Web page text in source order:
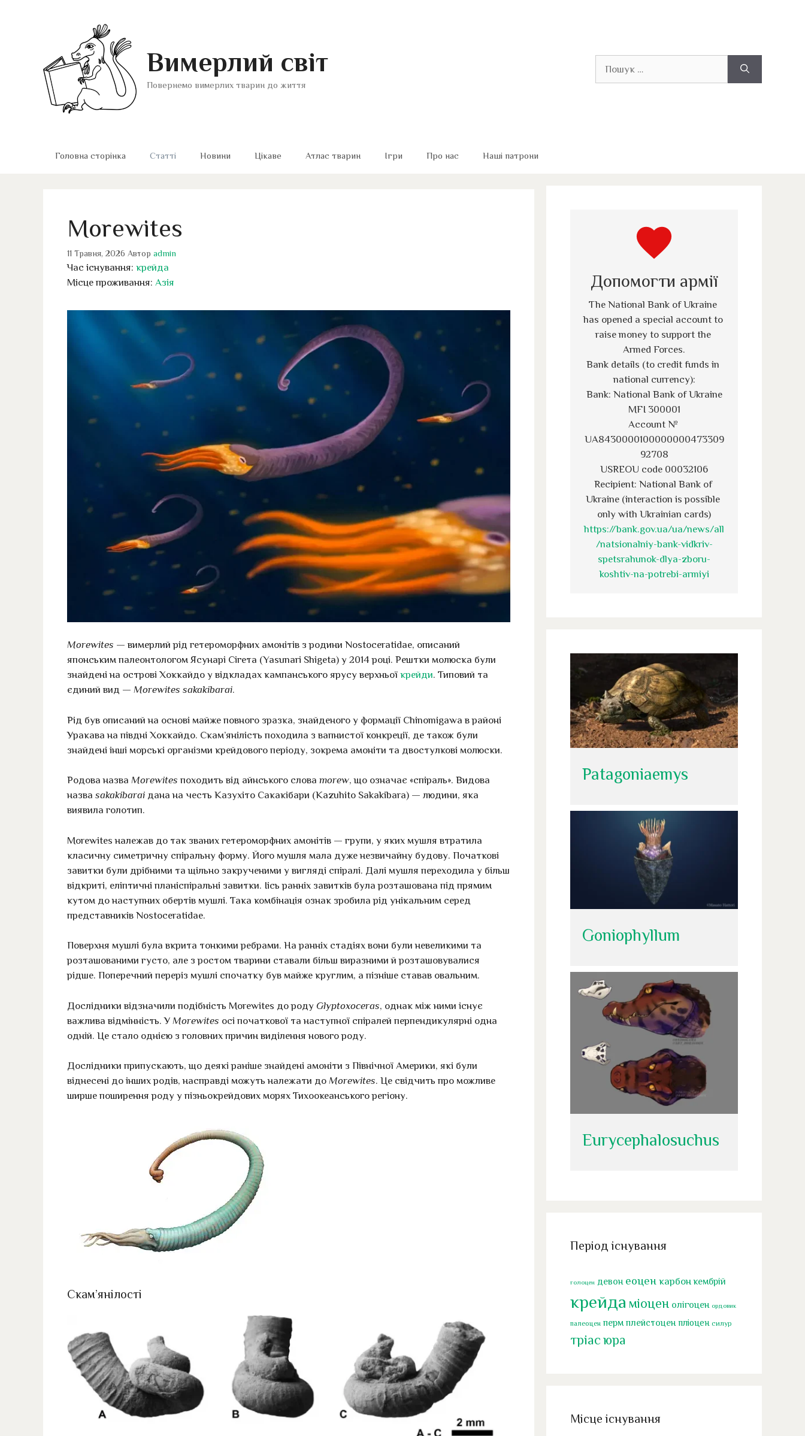
Вимерлий світ
Повернемо вимерлих тварин до життя
Головна сторінка Статті Новини Цікаве Атлас тварин Ігри Про нас Наші патрони
Morewites
11 Травня, 2026 Автор admin
Час існування: крейда
Місце проживання: Азія
Morewites — вимерлий рід гетероморфних амонітів з родини Nostoceratidae, описаний
японським палеонтологом Ясунарі Сігета (Yasunari Shigeta) у 2014 році. Рештки молюска були
знайдені на острові Хоккайдо у відкладах кампанського ярусу верхньої крейди. Типовий та
єдиний вид — Morewites sakakibarai.
Рід був описаний на основі майже повного зразка, знайденого у формації Chinomigawa в районі
Уракава на півдні Хоккайдо. Скам’янілість походила з вапнистої конкреції, де також були
знайдені інші морські організми крейдового періоду, зокрема амоніти та двостулкові молюски.
Родова назва Morewites походить від айнського слова morew, що означає «спіраль». Видова
назва sakakibarai дана на честь Казухіто Сакакібари (Kazuhito Sakakibara) — людини, яка
виявила голотип.
Morewites належав до так званих гетероморфних амонітів — групи, у яких мушля втратила
класичну симетричну спіральну форму. Його мушля мала дуже незвичайну будову. Початкові
завитки були дрібними та щільно закрученими у вигляді спіралі. Далі мушля переходила у більш
відкриті, еліптичні планіспіральні завитки. Іісь ранніх завитків була розташована під прямим
кутом до наступних обертів мушлі. Така комбінація ознак зробила рід унікальним серед
представників Nostoceratidae.
Поверхня мушлі була вкрита тонкими ребрами. На ранніх стадіях вони були невеликими та
розташованими густо, але з ростом тварини ставали більш виразними й розташовувалися
рідше. Поперечний переріз мушлі спочатку був майже круглим, а пізніше ставав овальним.
Дослідники відзначили подібність Morewites до роду Glyptoxoceras, однак між ними існує
важлива відмінність. У Morewites осі початкової та наступної спіралей перпендикулярні одна
одній. Це стало однією з головних причин виділення нового роду.
Дослідники припускають, що деякі раніше знайдені амоніти з Північної Америки, які були
віднесені до інших родів, насправді можуть належати до Morewites. Це свідчить про можливе
ширше поширення роду у пізньокрейдових морях Тихоокеанського регіону.
Скам’янілості
favorite
Допомогти армії
The National Bank of Ukraine
has opened a special account to
raise money to support the
Armed Forces.
Bank details (to credit funds in
national currency):
Bank: National Bank of Ukraine
MFI 300001
Account №
UA8430000100000000473309
92708
USREOU code 00032106
Recipient: National Bank of
Ukraine (interaction is possible
only with Ukrainian cards)
https://bank.gov.ua/ua/news/all
/natsionalniy-bank-vidkriv-
spetsrahunok-dlya-zboru-
koshtiv-na-potrebi-armiyi
Patagoniaemys
Goniophyllum
Eurycephalosuchus
Період існування
голоцен девон еоцен карбон кембрій
крейда міоцен олігоцен ордовик
палеоцен перм плейстоцен пліоцен силур
тріасюра
Місце існування